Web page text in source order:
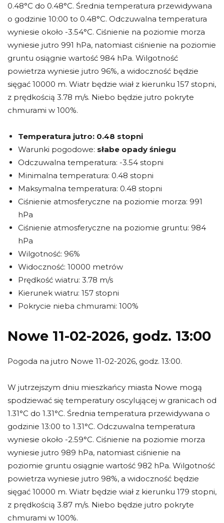
0.48°C do 0.48°C. Średnia temperatura przewidywana
o godzinie 10:00 to 0.48°C. Odczuwalna temperatura
wyniesie około -3.54°C. Ciśnienie na poziomie morza
wyniesie jutro 991 hPa, natomiast ciśnienie na poziomie
gruntu osiągnie wartość 984 hPa. Wilgotność
powietrza wyniesie jutro 96%, a widoczność będzie
sięgać 10000 m. Wiatr będzie wiał z kierunku 157 stopni,
z prędkością 3.78 m/s. Niebo będzie jutro pokryte
chmurami w 100%.
Temperatura jutro: 0.48 stopni
Warunki pogodowe: słabe opady śniegu
Odczuwalna temperatura: -3.54 stopni
Minimalna temperatura: 0.48 stopni
Maksymalna temperatura: 0.48 stopni
Ciśnienie atmosferyczne na poziomie morza: 991
hPa
Ciśnienie atmosferyczne na poziomie gruntu: 984
hPa
Wilgotność: 96%
Widoczność: 10000 metrów
Prędkość wiatru: 3.78 m/s
Kierunek wiatru: 157 stopni
Pokrycie nieba chmurami: 100%
Nowe 11-02-2026, godz. 13:00
Pogoda na jutro Nowe 11-02-2026, godz. 13:00.
W jutrzejszym dniu mieszkańcy miasta Nowe mogą
spodziewać się temperatury oscylującej w granicach od
1.31°C do 1.31°C. Średnia temperatura przewidywana o
godzinie 13:00 to 1.31°C. Odczuwalna temperatura
wyniesie około -2.59°C. Ciśnienie na poziomie morza
wyniesie jutro 989 hPa, natomiast ciśnienie na
poziomie gruntu osiągnie wartość 982 hPa. Wilgotność
powietrza wyniesie jutro 98%, a widoczność będzie
sięgać 10000 m. Wiatr będzie wiał z kierunku 179 stopni,
z prędkością 3.87 m/s. Niebo będzie jutro pokryte
chmurami w 100%.